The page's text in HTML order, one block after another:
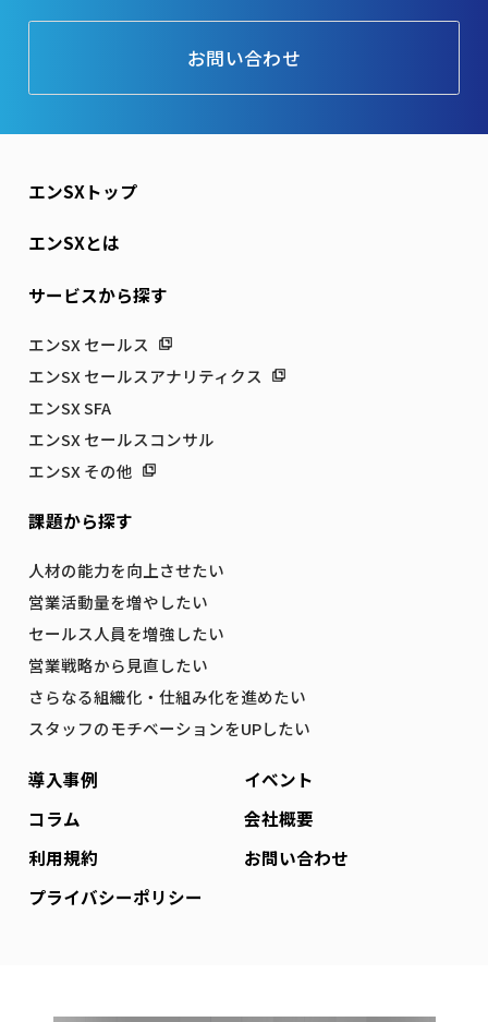
お問い合わせ
エンSXトップ
エンSXとは
サービスから探す
エンSX セールス
エンSX セールスアナリティクス
エンSX SFA
エンSX セールスコンサル
エンSX その他
課題から探す
人材の能力を向上させたい
営業活動量を増やしたい
セールス人員を増強したい
営業戦略から見直したい
さらなる組織化・仕組み化を進めたい
スタッフのモチベーションをUPしたい
導入事例
イベント
コラム
会社概要
利用規約
お問い合わせ
プライバシーポリシー